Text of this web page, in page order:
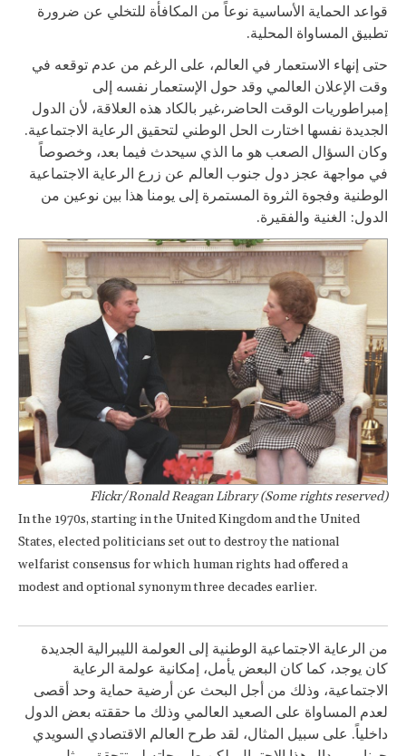
قواعد الحماية الأساسية نوعاً من المكافأة للتخلي عن ضرورة
تطبيق المساواة المحلية.
حتى إنهاء الاستعمار في العالم، على الرغم من عدم توقعه في
وقت الإعلان العالمي وقد حول الإستعمار نفسه إلى
إمبراطوريات الوقت الحاضر،غير بالكاد هذه العلاقة، لأن الدول
الجديدة نفسها اختارت الحل الوطني لتحقيق الرعاية الاجتماعية.
وكان السؤال الصعب هو ما الذي سيحدث فيما بعد، وخصوصاً
في مواجهة عجز دول جنوب العالم عن زرع الرعاية الاجتماعية
الوطنية وفجوة الثروة المستمرة إلى يومنا هذا بين نوعين من
الدول: الغنية والفقيرة.
Flickr/Ronald Reagan Library (Some rights reserved)
In the 1970s, starting in the United Kingdom and the United
States, elected politicians set out to destroy the national
welfarist consensus for which human rights had offered a
modest and optional synonym three decades earlier.
من الرعاية الاجتماعية الوطنية إلى العولمة الليبرالية الجديدة
كان يوجد، كما كان البعض يأمل، إمكانية عولمة الرعاية
الاجتماعية، وذلك من أجل البحث عن أرضية حماية وحد أقصى
لعدم المساواة على الصعيد العالمي وذلك ما حققته بعض الدول
داخلياً. على سبيل المثال، لقد طرح العالم الاقتصادي السويدي